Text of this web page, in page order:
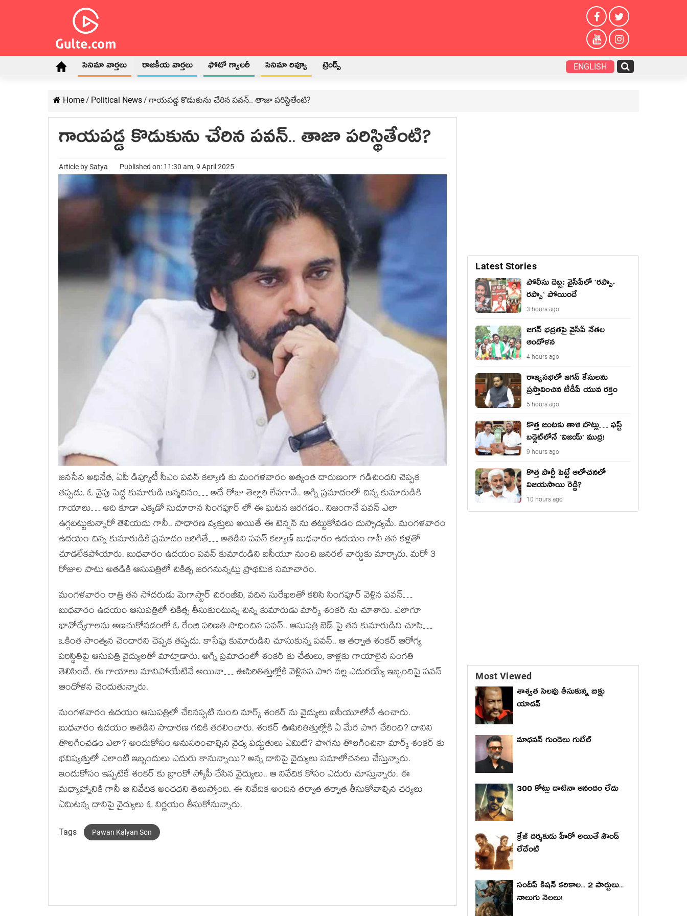
సినిమా వార్తలు రాజకీయ వార్తలు ఫోటో గ్యాలరీ సినిమా రివ్యూ ట్రెండ్స్ ENGLISH
Home/ Political News/ గాయపడ్డ కొడుకును చేరిన పవన్.. తాజా పరిస్థితేంటి?
గాయపడ్డ కొడుకును చేరిన పవన్.. తాజా పరిస్థితేంటి?
Article bySatya Published on: 11:30 am, 9 April 2025
జనసేన అధినేత, ఏపీ డిప్యూటీ సీఎం పవన్ కల్యాణ్ కు మంగళవారం అత్యంత దారుణంగా గడిచిందని చెప్పక
తప్పదు. ఓ వైపు పెద్ద కుమారుడి జన్మదినం… అదే రోజు తెల్లారి లేవగానే.. అగ్ని ప్రమాదంలో చిన్న కుమారుడికి
గాయాలు… అది కూడా ఎక్కడో సుదూరాన సింగపూర్ లో ఈ ఘటన జరగడం.. నిజంగానే పవన్ ఎలా
ఉగ్గబట్టుకున్నారో తెలియదు గానీ.. సాధారణ వ్యక్తులు అయితే ఈ టెన్షన్ ను తట్టుకోవడం దుస్సాధ్యమే. మంగళవారం
ఉదయం చిన్న కుమారుడికి ప్రమాదం జరిగితే… అతడిని పవన్ కల్యాణ్ బుధవారం ఉదయం గానీ తన కళ్లతో
చూడలేకపోయారు. బుధవారం ఉదయం పవన్ కుమారుడిని ఐసీయూ నుంచి జనరల్ వార్డుకు మార్చారు. మరో 3
రోజుల పాటు అతడికి ఆసుపత్రిలో చికిత్స జరగనున్నట్లు ప్రాథమిక సమాచారం.
మంగళవారం రాత్రి తన సోదరుడు మెగాస్టార్ చిరంజీవి, వదిన సురేఖలతో కలిసి సింగపూర్ వెళ్లిన పవన్…
బుధవారం ఉదయం ఆసుపత్రిలో చికిత్స తీసుకుంటున్న చిన్న కుమారుడు మార్క్ శంకర్ ను చూశారు. ఎలాగూ
భావోద్వేగాలను అణచుకోవడంలో ఓ రేంజి పరిణతి సాధించిన పవన్.. ఆసుపత్రి బెడ్ పై తన కుమారుడిని చూసి…
ఒకింత సాంత్వన చెందారని చెప్పక తప్పదు. కాసేపు కుమారుడిని చూసుకున్న పవన్.. ఆ తర్వాత శంకర్ ఆరోగ్య
పరిస్థితిపై ఆసుపత్రి వైద్యులతో మాట్లాడారు. అగ్ని ప్రమాదంలో శంకర్ కు చేతులు, కాళ్లకు గాయాలైన సంగతి
తెలిసిందే. ఈ గాయాలు మానిపోయేటివే అయినా… ఊపిరితిత్తుల్లోకి వెళ్లినప పొగ వల్ల ఎదురయ్యే ఇబ్బందిపై పవన్
ఆందోళన చెందుతున్నారు.
మంగళవారం ఉదయం ఆసుపత్రిలో చేరినప్పటి నుంచి మార్క్ శంకర్ ను వైద్యులు ఐసీయూలోనే ఉంచారు.
బుధవారం ఉదయం అతడిని సాధారణ గదికి తరలించారు. శంకర్ ఊపిరితిత్తుల్లోకి ఏ మేర పొగ చేరింది? దానిని
తొలగించడం ఎలా? అందుకోసం అనుసరించాల్సిన వైద్య పద్ధుతులు ఏమిటి? పొగను తొలగించినా మార్క్ శంకర్ కు
భవిష్యత్తులో ఎలాంటి ఇబ్బందులు ఎదురు కానున్నాయి? అన్న దానిపై వైద్యులు సమాలోచనలు చేస్తున్నారు.
ఇందుకోసం ఇప్పటికే శంకర్ కు బ్రాంకో స్కోపీ చేసిన వైద్యులు.. ఆ నివేదిక కోసం ఎదురు చూస్తున్నారు. ఈ
మధ్యాహ్నానికి గానీ ఆ నివేదిక అందదని తెలుస్తోంది. ఈ నివేదిక అందిన తర్వాత తర్వాత తీసుకోవాల్సిన చర్యలు
ఏమిటన్న దానిపై వైద్యులు ఓ నిర్ణయం తీసుకోనున్నారు.
Tags Pawan Kalyan Son
Latest Stories
పోలీసు దెబ్బ: వైసీపీలో `ర‌ప్పా-
ర‌ప్పా` పోయిందే
3 hours ago
జ‌గ‌న్ భద్రతపై వైసీపీ నేతల
ఆందోళన
4 hours ago
రాజ్యసభలో జగన్ కేసులను
ప్రస్తావించిన టీడీపీ యువ రక్తం
5 hours ago
కొత్త జంట‌కు తాళి బొట్లు… ఫ‌స్ట్
బ‌డ్జెట్‌లోనే `విజ‌య్` ముద్ర‌!
9 hours ago
కొత్త పార్టీ పెట్టే ఆలోచనలో
విజయసాయి రెడ్డి?
10 hours ago
Most Viewed
శాశ్వత సెలవు తీసుకున్న బిక్షు
యాదవ్
మాధ‌వ‌న్ గుండెలు గుబేల్‌
300 కోట్లు దాటినా ఆనందం లేదు
క్రేజీ దర్శకుడు హీరో అయితే సౌండ్
లేదేంటి
సందీప్ కిషన్ కరికాల... 2 పార్టులు...
నాలుగు నెలలు!